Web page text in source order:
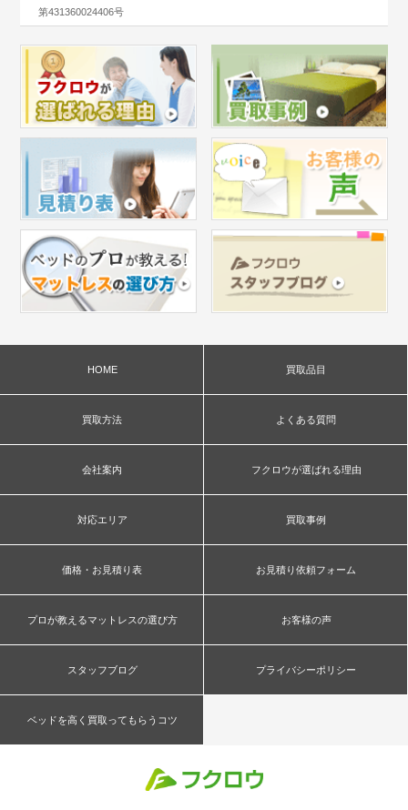
第431360024406号
HOME 買取品目
買取方法 よくある質問
会社案内 フクロウが選ばれる理由
対応エリア 買取事例
価格・お見積り表 お見積り依頼フォーム
プロが教えるマットレスの選び方 お客様の声
スタッフブログ プライバシーポリシー
ベッドを高く買取ってもらうコツ